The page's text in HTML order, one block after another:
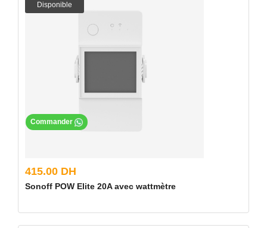
Disponible
415.00 DH
Sonoff POW Elite 20A avec wattmètre
Commander